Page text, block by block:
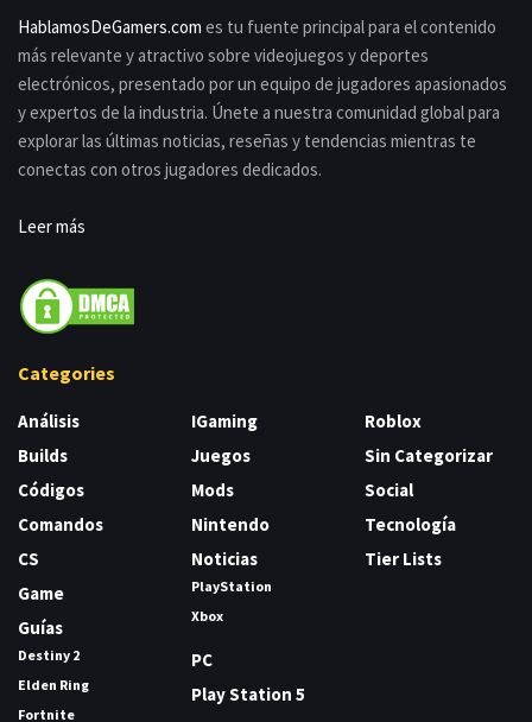
HablamosDeGamers.com es tu fuente principal para el contenido
más relevante y atractivo sobre videojuegos y deportes
electrónicos, presentado por un equipo de jugadores apasionados
y expertos de la industria. Únete a nuestra comunidad global para
explorar las últimas noticias, reseñas y tendencias mientras te
conectas con otros jugadores dedicados.
Leer más
Categories
Análisis
Builds
Códigos
Comandos
CS
Game
Guías
Destiny 2
Elden Ring
Fortnite
IGaming
Juegos
Mods
Nintendo
Noticias
PlayStation
Xbox
PC
Play Station 5
Roblox
Sin Categorizar
Social
Tecnología
Tier Lists